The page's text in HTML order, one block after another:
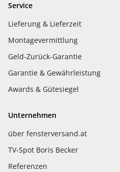
Service
Lieferung & Lieferzeit
Montagevermittlung
Geld-Zurück-Garantie
Garantie & Gewährleistung
Awards & Gütesiegel
Unternehmen
über fensterversand.at
TV-Spot Boris Becker
Referenzen